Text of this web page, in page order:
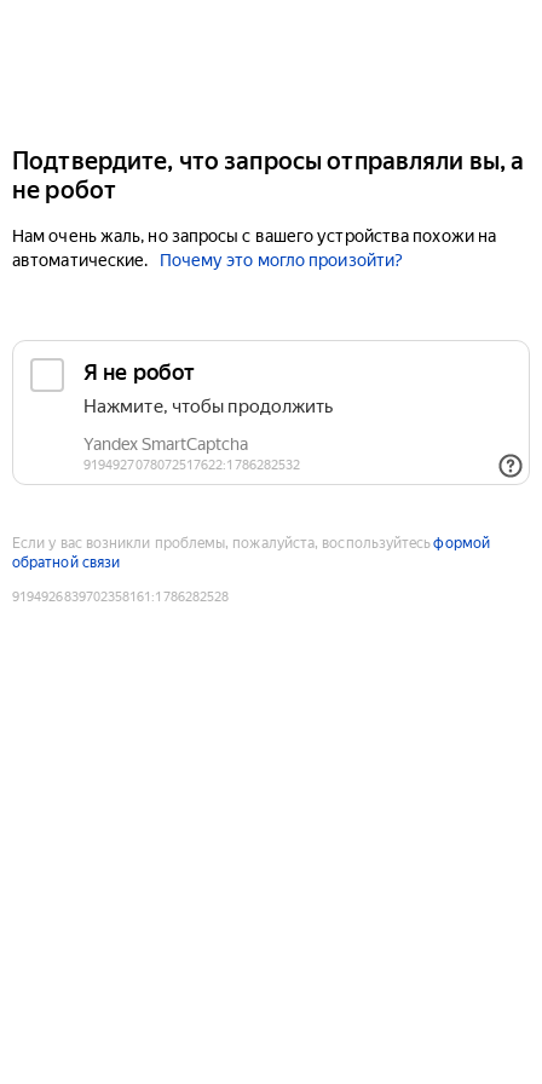
Подтвердите, что запросы отправляли вы, а
не робот
Нам очень жаль, но запросы с вашего устройства похожи на
автоматические.
Почему это могло произойти?
Если у вас возникли проблемы, пожалуйста, воспользуйтесьформой
обратной связи
9194926839702358161 :1786282528